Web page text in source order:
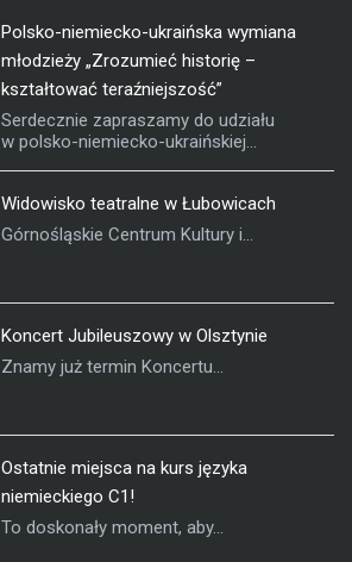
Polsko-niemiecko-ukraińska wymiana
młodzieży „Zrozumieć historię –
kształtować teraźniejszość”
Serdecznie zapraszamy do udziału
w polsko-niemiecko-ukraińskiej...
Widowisko teatralne w Łubowicach
Górnośląskie Centrum Kultury i...
Koncert Jubileuszowy w Olsztynie
Znamy już termin Koncertu...
Ostatnie miejsca na kurs języka
niemieckiego C1!
To doskonały moment, aby...